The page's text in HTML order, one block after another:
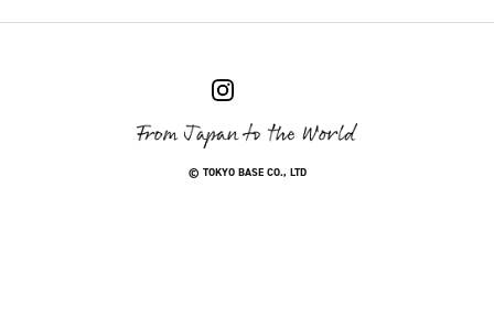
© TOKYO BASE CO., LTD